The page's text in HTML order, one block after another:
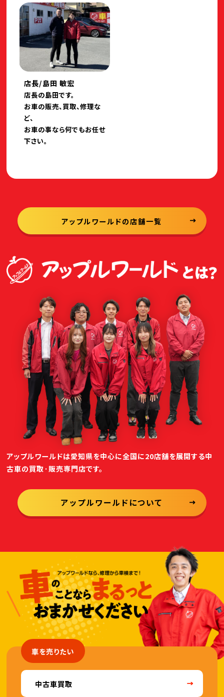
店長/島田 敏宏
店長の島田です。
お車の販売、買取、修理な
ど、
お車の事なら何でもお任せ
下さい。
アップルワールドの店舗一覧
アップルワールドは愛知県を中心に全国に20店舗を展開する中
古車の買取·販売専門店です。
アップルワールドについて
車を売りたい
中古車買取